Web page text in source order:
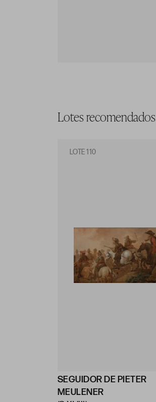
Lotes recomendados
LOTE 110
SEGUIDOR DE PIETER
MEULENER